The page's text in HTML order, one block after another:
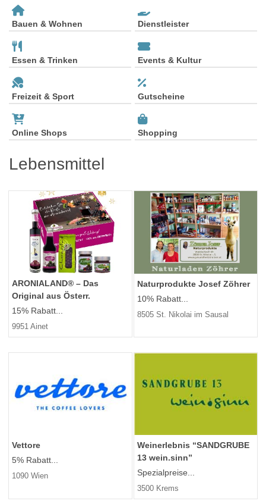
Bauen & Wohnen Dienstleister
Essen & Trinken Events & Kultur
Freizeit & Sport Gutscheine
Online Shops Shopping
Lebensmittel
ARONIALAND® – Das
Original aus Österr.
15% Rabatt...
9951 Ainet
Naturprodukte Josef Zöhrer
10% Rabatt...
8505 St. Nikolai im Sausal
Vettore
5% Rabatt...
1090 Wien
Weinerlebnis “SANDGRUBE
13 wein.sinn”
Spezialpreise...
3500 Krems